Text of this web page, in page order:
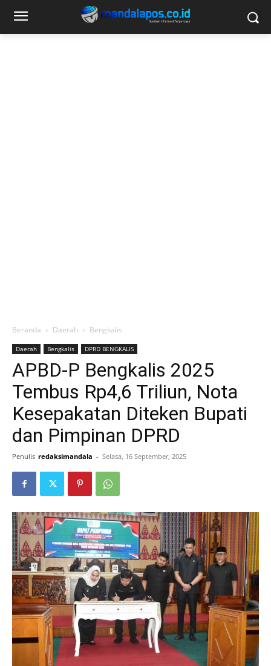
Beranda Daerah Bengkalis
Daerah Bengkalis DPRD BENGKALIS
APBD-P Bengkalis 2025
Tembus Rp4,6 Triliun, Nota
Kesepakatan Diteken Bupati
dan Pimpinan DPRD
Penulis redaksimandala - Selasa, 16 September, 2025